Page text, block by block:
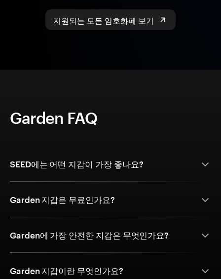
지원되는 모든 암호화폐 보기
Garden FAQ
SEED에는 어떤 지갑이 가장 좋나요?
Garden 지갑은 무료인가요?
Garden에 가장 안전한 지갑은 무엇인가요?
Garden 지갑이란 무엇인가요?